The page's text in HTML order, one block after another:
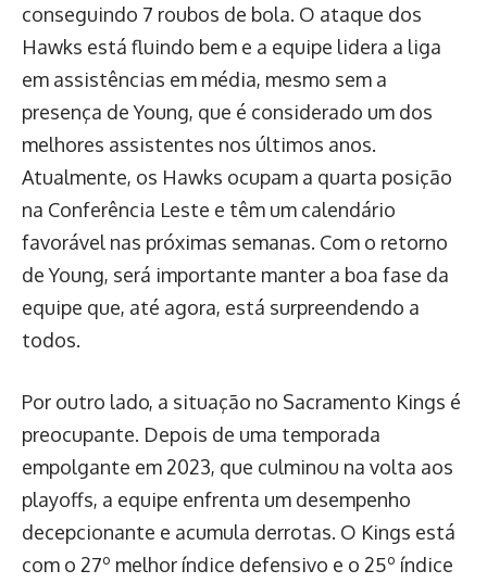
conseguindo 7 roubos de bola. O ataque dos
Hawks está fluindo bem e a equipe lidera a liga
em assistências em média, mesmo sem a
presença de Young, que é considerado um dos
melhores assistentes nos últimos anos.
Atualmente, os Hawks ocupam a quarta posição
na Conferência Leste e têm um calendário
favorável nas próximas semanas. Com o retorno
de Young, será importante manter a boa fase da
equipe que, até agora, está surpreendendo a
todos.
Por outro lado, a situação no Sacramento Kings é
preocupante. Depois de uma temporada
empolgante em 2023, que culminou na volta aos
playoffs, a equipe enfrenta um desempenho
decepcionante e acumula derrotas. O Kings está
com o 27º melhor índice defensivo e o 25º índice